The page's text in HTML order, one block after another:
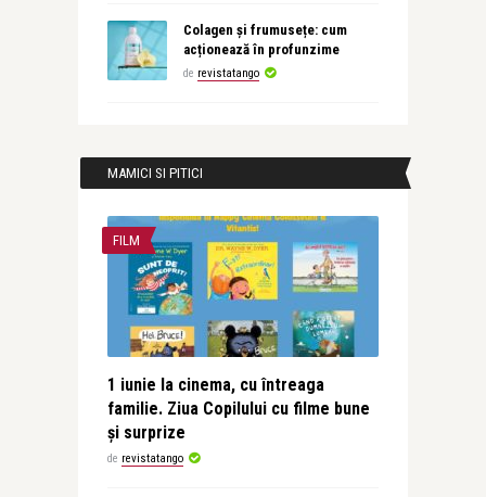
Colagen și frumusețe: cum
acționează în profunzime
de revistatango
MAMICI SI PITICI
FILM
1 iunie la cinema, cu întreaga
familie. Ziua Copilului cu filme bune
și surprize
de revistatango